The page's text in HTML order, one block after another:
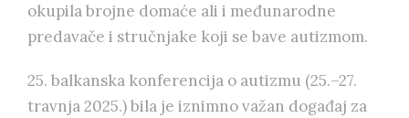
okupila brojne domaće ali i međunarodne
predavače i stručnjake koji se bave autizmom.
25. balkanska konferencija o autizmu (25.–27.
travnja 2025.) bila je iznimno važan događaj za